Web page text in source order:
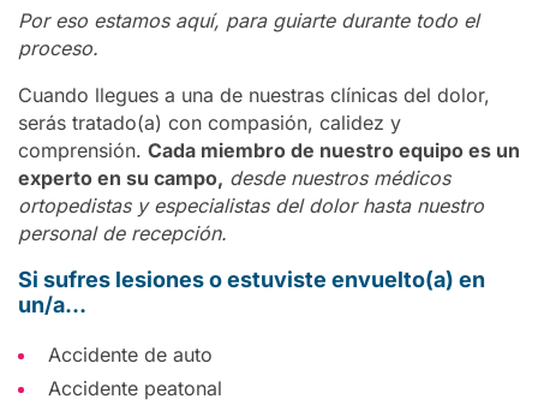
Por eso estamos aquí, para guiarte durante todo el
proceso.
Cuando llegues a una de nuestras clínicas del dolor,
serás tratado(a) con compasión, calidez y
comprensión. Cada miembro de nuestro equipo es un
experto en su campo, desde nuestros médicos
ortopedistas y especialistas del dolor hasta nuestro
personal de recepción.
Si sufres lesiones o estuviste envuelto(a) en
un/a…
Accidente de auto
Accidente peatonal